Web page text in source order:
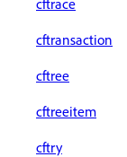
cftrace
cftransaction
cftree
cftreeitem
cftry